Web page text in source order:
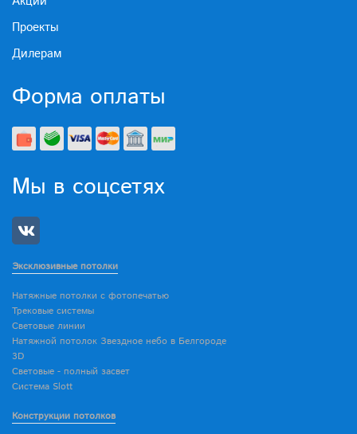
Проекты
Дилерам
Форма оплаты
Мы в соцсетях
Эксклюзивные потолки
Натяжные потолки с фотопечатью
Трековые системы
Световые линии
Натяжной потолок Звездное небо в Белгороде
3D
Световые - полный засвет
Система Slott
Конструкции потолков